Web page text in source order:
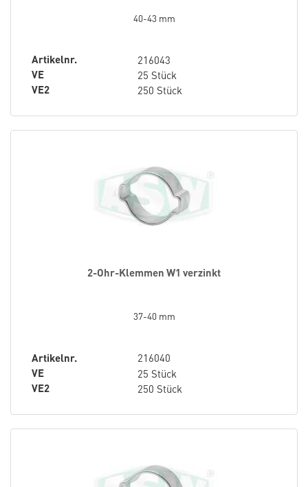
40-43 mm
Artikelnr.
216043
VE
25 Stück
VE2
250 Stück
2-Ohr-Klemmen W1 verzinkt
37-40 mm
Artikelnr.
216040
VE
25 Stück
VE2
250 Stück